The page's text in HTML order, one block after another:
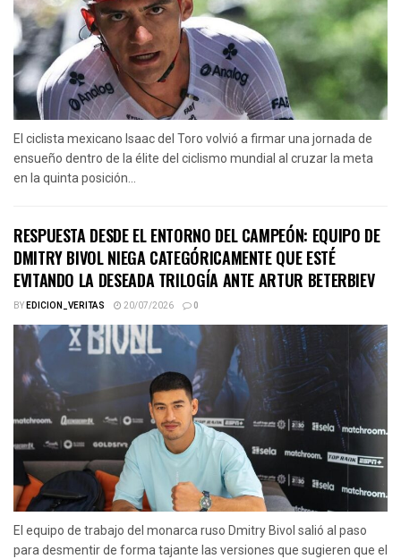
El ciclista mexicano Isaac del Toro volvió a firmar una jornada de
ensueño dentro de la élite del ciclismo mundial al cruzar la meta
en la quinta posición...
RESPUESTA DESDE EL ENTORNO DEL CAMPEÓN: EQUIPO DE
DMITRY BIVOL NIEGA CATEGÓRICAMENTE QUE ESTÉ
EVITANDO LA DESEADA TRILOGÍA ANTE ARTUR BETERBIEV
BYEDICION_VERITAS 20/07/2026 0
El equipo de trabajo del monarca ruso Dmitry Bivol salió al paso
para desmentir de forma tajante las versiones que sugieren que el